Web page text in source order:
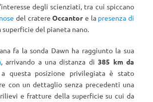
degli scienziati, tra cui spiccano
del cratereOccantor e la presenza di
superficie del pianeta nano.
fa la sonda Dawn ha raggiunto la sua
, arrivando a una distanza di385 km da
a questa posizione privilegiata è stato
con un dettaglio senza precedenti una
e fratture della superficie su cui da